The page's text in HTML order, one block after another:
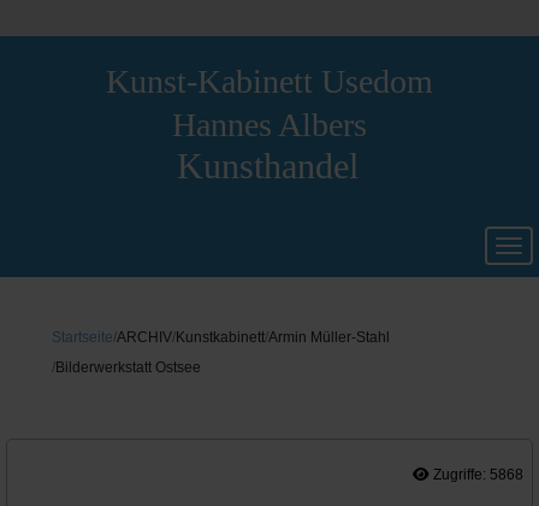
Kunst-Kabinett Usedom
Hannes Albers
Kunsthandel
Startseite ARCHIV Kunstkabinett Armin Müller-Stahl
Bilderwerkstatt Ostsee
Zugriffe: 5868